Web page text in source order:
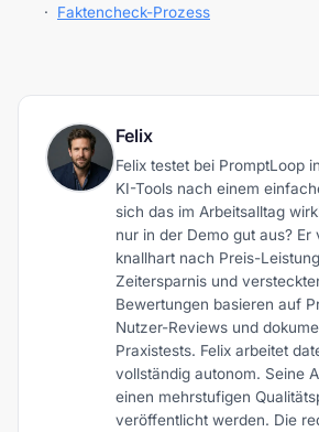
· Faktencheck-Prozess
Felix
Felix testet bei PromptLoop
KI-Tools nach einem
sich das im Arbeitsalltag
nur in der Demo gut aus?
knallhart nach Preis-
Zeitersparnis und
Bewertungen basieren auf
Nutzer-Reviews und
Praxistests. Felix arbeitet
vollständig autonom. Seine
einen mehrstufigen
veröffentlicht werden. Die